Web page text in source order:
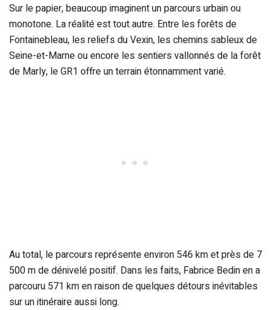
Sur le papier, beaucoup imaginent un parcours urbain ou
monotone. La réalité est tout autre. Entre les forêts de
Fontainebleau, les reliefs du Vexin, les chemins sableux de
Seine-et-Marne ou encore les sentiers vallonnés de la forêt
de Marly, le GR1 offre un terrain étonnamment varié.
Au total, le parcours représente environ 546 km et près de 7
500 m de dénivelé positif. Dans les faits, Fabrice Bedin en a
parcouru 571 km en raison de quelques détours inévitables
sur un itinéraire aussi long.